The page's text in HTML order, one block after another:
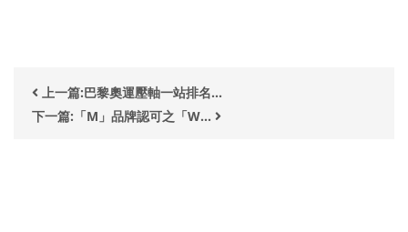
上一篇:巴黎奧運壓軸⼀站排名...
下一篇:「M」品牌認可之「W...